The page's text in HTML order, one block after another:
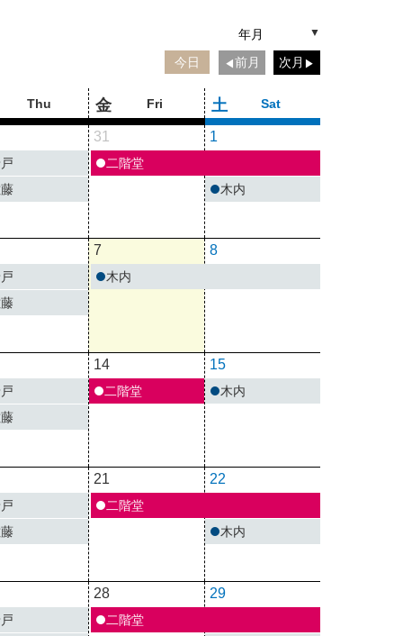
今日 前月 次月
Thu 金 Fri 土 Sat
31
二階堂
1
木内
7
木内
8
14
二階堂
15
木内
21
二階堂
22
木内
28
二階堂
29